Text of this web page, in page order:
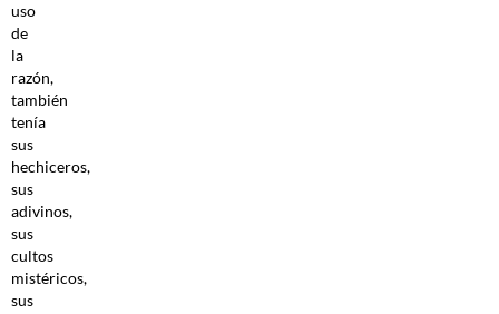
uso
de
la
razón,
también
tenía
sus
hechiceros,
sus
adivinos,
sus
cultos
mistéricos,
sus